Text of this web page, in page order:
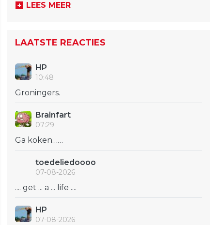
LEES MEER
LAATSTE REACTIES
HP
10:48
Groningers.
Brainfart
07:29
Ga koken……
toedeliedoooo
07-08-2026
.... get ... a ... life ....
HP
07-08-2026